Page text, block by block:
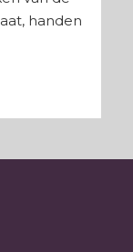
handen